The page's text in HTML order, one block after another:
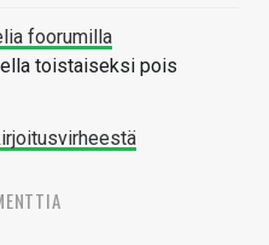
foorumilla
toistaiseksi pois